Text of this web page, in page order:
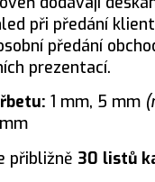
při předání
předání
prezentací.
1 mm, 5 mm
přibližně 30 listů